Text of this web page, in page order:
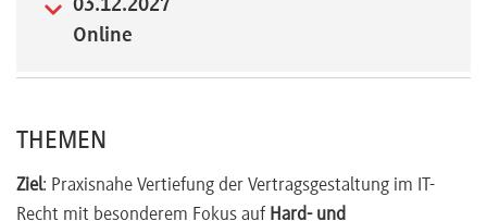
03.12.2027
Online
THEMEN
Ziel: Praxisnahe Vertiefung der Vertragsgestaltung im IT-
Recht mit besonderem Fokus auf Hard- und